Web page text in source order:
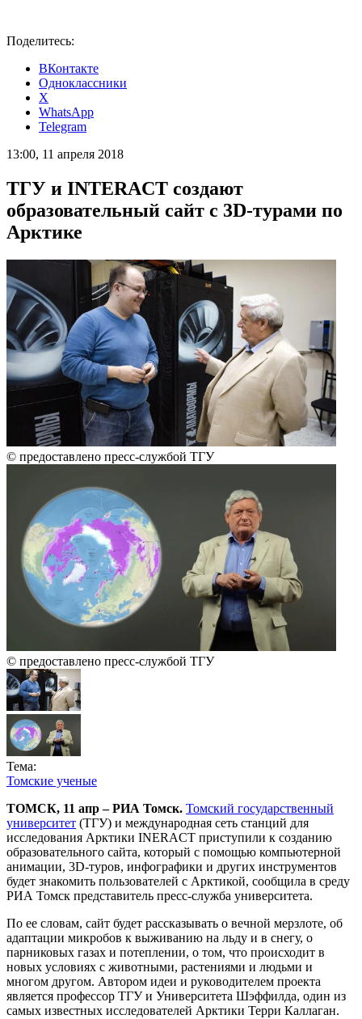
Поделитесь:
ВКонтакте
Одноклассники
X
WhatsApp
Telegram
13:00, 11 апреля 2018
ТГУ и INTERACT создают
образовательный сайт с 3D-турами по
Арктике
© предоставлено пресс-службой ТГУ
© предоставлено пресс-службой ТГУ
Тема:
Томские ученые
ТОМСК, 11 апр – РИА Томск. Томский государственный
университет (ТГУ) и международная сеть станций для
исследования Арктики INERACT приступили к созданию
образовательного сайта, который с помощью компьютерной
анимации, 3D-туров, инфографики и других инструментов
будет знакомить пользователей с Арктикой, сообщила в среду
РИА Томск представитель пресс-служба университета.
По ее словам, сайт будет рассказывать о вечной мерзлоте, об
адаптации микробов к выживанию на льду и в снегу, о
парниковых газах и потеплении, о том, что происходит в
новых условиях с животными, растениями и людьми и
многом другом. Автором идеи и руководителем проекта
является профессор ТГУ и Университета Шэффилда, один из
самых известных исследователей Арктики Терри Каллаган.